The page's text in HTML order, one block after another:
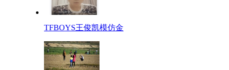
TFBOYS王俊凯模仿金